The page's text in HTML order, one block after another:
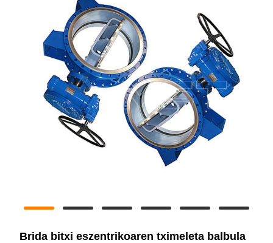
Brida bitxi eszentrikoaren tximeleta balbula